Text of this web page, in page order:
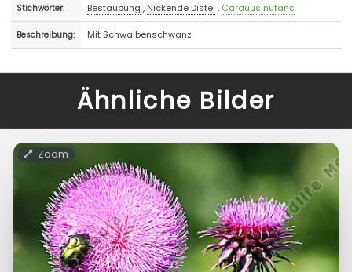
Stichwörter: Bestäubung , Nickende Distel , Carduus nutans
Beschreibung: Mit Schwalbenschwanz
Ähnliche Bilder
Zoom